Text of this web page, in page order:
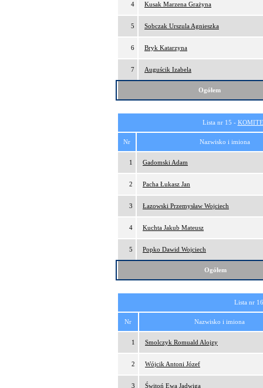
4 Kusak Marzena Grażyna
5 Sobczak Urszula Agnieszka
6 Bryk Katarzyna
7 Auguścik Izabela
Ogółem
Lista nr 15 -
Nr Nazwisko i imiona
1 Gadomski Adam
2 Pacha Łukasz Jan
3 Łazowski Przemysław Wojciech
4 Kuchta Jakub Mateusz
5 Popko Dawid Wojciech
Ogółem
Lista nr
Nr Nazwisko i imiona
1 Smolczyk Romuald Alojzy
2 Wójcik Antoni Józef
3 Świtoń Ewa Jadwiga